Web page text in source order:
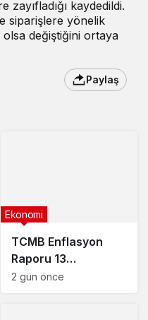
kaydedildi.
siparişlere yönelik
olsa değiştiğini ortaya
Paylaş
TCMB Enflasyon
Raporu 13
Ağustos’ta
Ekonomi
2 gün önce